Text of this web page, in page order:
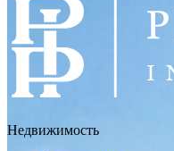
Недвижимость